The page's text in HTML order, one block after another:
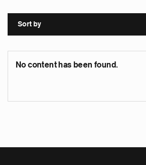
Sort by
No content has been found.